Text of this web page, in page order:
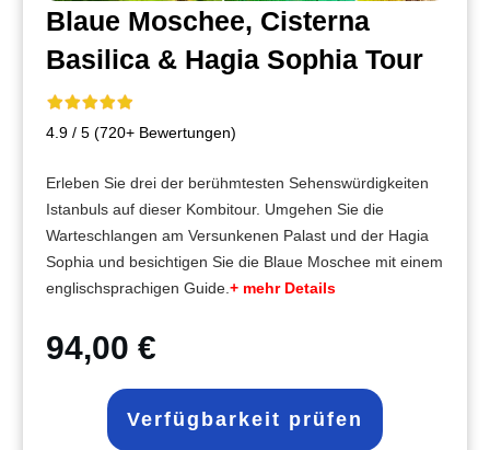
Blaue Moschee, Cisterna
Basilica & Hagia Sophia Tour
4.9 / 5 (720+ Bewertungen)
Erleben Sie drei der berühmtesten Sehenswürdigkeiten
Istanbuls auf dieser Kombitour. Umgehen Sie die
Warteschlangen am Versunkenen Palast und der Hagia
Sophia und besichtigen Sie die Blaue Moschee mit einem
englischsprachigen Guide. + mehr Details
94,00 €
Verfügbarkeit prüfen